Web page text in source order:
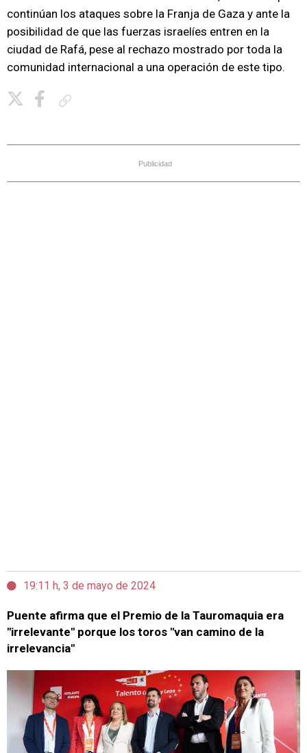
continúan los ataques sobre la Franja de Gaza y ante la
posibilidad de que las fuerzas israelíes entren en la
ciudad de Rafá, pese al rechazo mostrado por toda la
comunidad internacional a una operación de este tipo.
Publicidad
19:11 h, 3 de mayo de 2024
Puente afirma que el Premio de la Tauromaquia era
"irrelevante" porque los toros "van camino de la
irrelevancia"